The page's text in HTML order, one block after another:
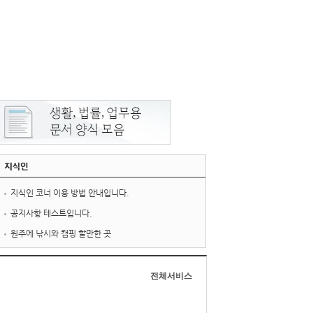
지식인 코너 이용 방법 안내입니다.
공지사항 테스트입니다.
원주에 낚시와 캠핑 할만한 곳
전체서비스